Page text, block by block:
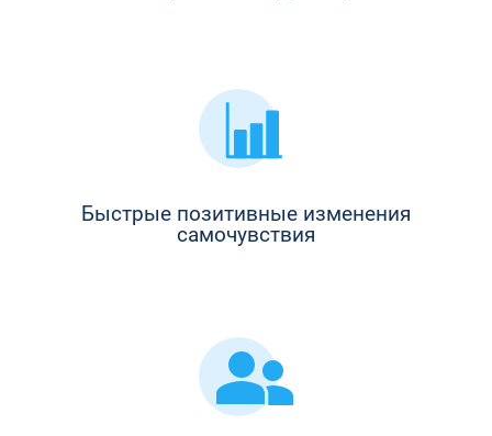
Быстрые позитивные изменения
самочувствия